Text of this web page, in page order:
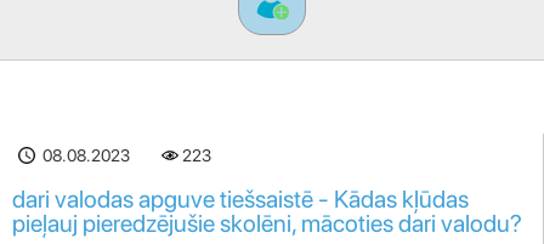
08.08.2023 223
dari valodas apguve tiešsaistē - Kādas kļūdas
pieļauj pieredzējušie skolēni, mācoties dari valodu?